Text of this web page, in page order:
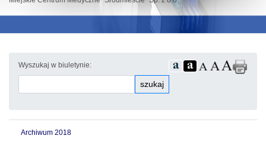
Wyszukaj w biuletynie:
szukaj
Archiwum 2018